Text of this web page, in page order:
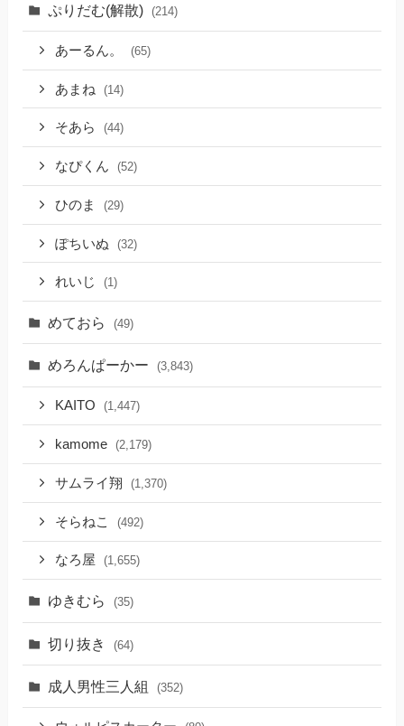
ぷりだむ(解散) (214)
あーるん。 (65)
あまね (14)
そあら (44)
なぴくん (52)
ひのま (29)
ぽちいぬ (32)
れいじ (1)
めておら (49)
めろんぱーかー (3,843)
KAITO (1,447)
kamome (2,179)
サムライ翔 (1,370)
そらねこ (492)
なろ屋 (1,655)
ゆきむら (35)
切り抜き (64)
成人男性三人組 (352)